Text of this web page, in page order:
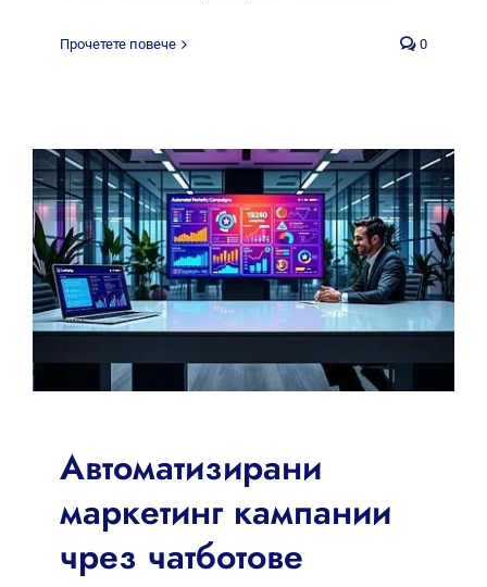
Прочетете повече 0
Автоматизирани
маркетинг кампании
чрез чатботове